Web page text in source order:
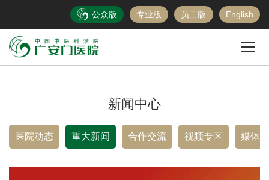
公众版 专业版 员工版 English
新闻中心
医院动态 重大新闻 合作交流 视频专区 媒体